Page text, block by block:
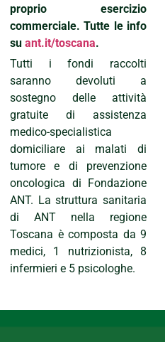
proprio esercizio
commerciale. Tutte le info
suant.it/toscana.
Tutti i fondi raccolti
saranno devoluti a
sostegno delle attività
gratuite di assistenza
medico-specialistica
domiciliare ai malati di
tumore e di prevenzione
oncologica di Fondazione
ANT. La struttura sanitaria
di ANT nella regione
Toscana è composta da 9
medici, 1 nutrizionista, 8
infermieri e 5 psicologhe.